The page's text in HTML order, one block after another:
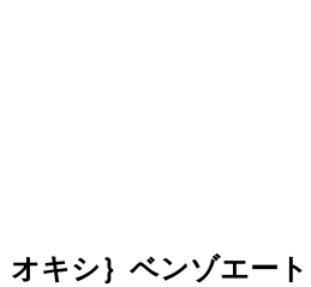
キシ｝ベンゾエート